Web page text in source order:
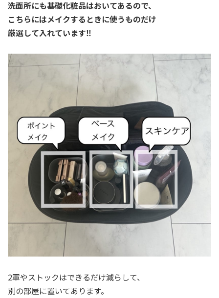
洗面所にも基礎化粧品はおいてあるので、
こちらにはメイクするときに使うものだけ
厳選して入れています‼️
2軍やストックはできるだけ減らして、
別の部屋に置いてあります。